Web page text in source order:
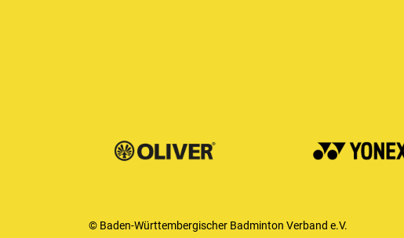
© Baden-Württembergischer Badminton Verband e.V.